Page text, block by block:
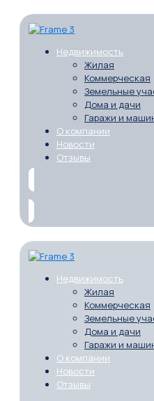
Недвижимость
Жилая
Коммерческая
Земельные
Дома и дачи
Гаражи и
О компании
Новости
Отзывы
Недвижимость
Жилая
Коммерческая
Земельные
Дома и дачи
Гаражи и
О компании
Новости
Отзывы